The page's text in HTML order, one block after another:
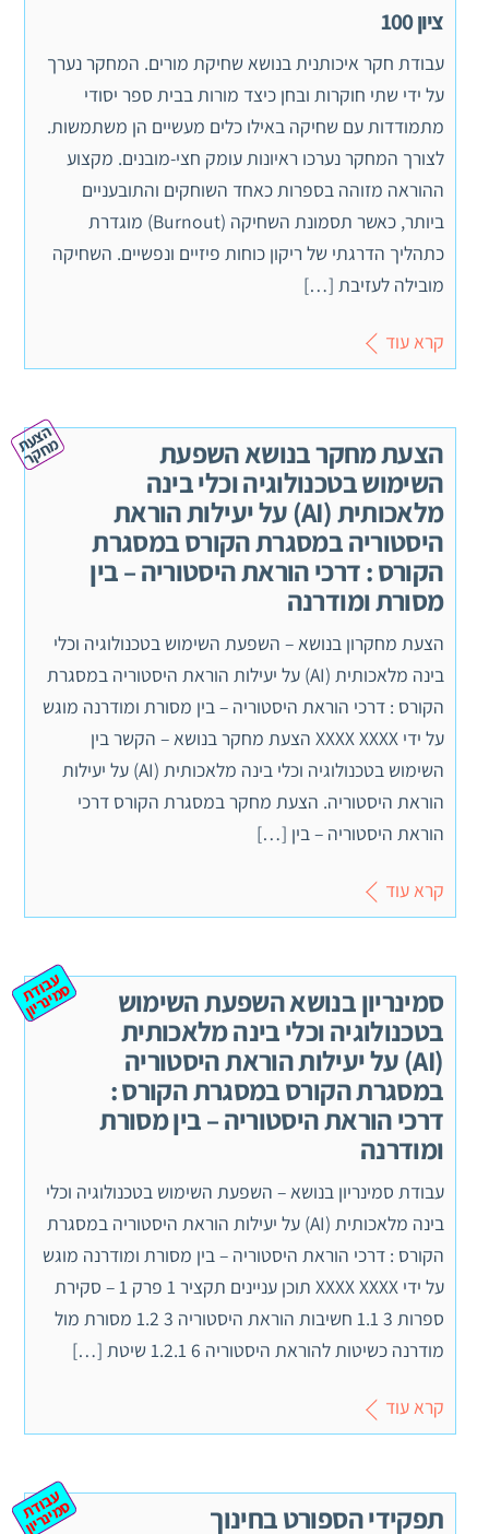
ציון 100
עבודת חקר איכותנית בנושא שחיקת מורים. המחקר נערך
על ידי שתי חוקרות ובחן כיצד מורות בבית ספר יסודי
מתמודדות עם שחיקה באילו כלים מעשיים הן משתמשות.
לצורך המחקר נערכו ראיונות עומק חצי-מובנים. מקצוע
ההוראה מזוהה בספרות כאחד השוחקים והתובעניים
ביותר, כאשר תסמונת השחיקה (Burnout) מוגדרת
כתהליך הדרגתי של ריקון כוחות פיזיים ונפשיים. השחיקה
מובילה לעזיבת […]
קרא עוד
הצעת מחקר בנושא השפעת
השימוש בטכנולוגיה וכלי בינה
מלאכותית (AI) על יעילות הוראת
היסטוריה במסגרת הקורס במסגרת
הקורס : דרכי הוראת היסטוריה – בין
מסורת ומודרנה
ה
צ
ע
ת מ
ח
ק
ר
הצעת מחקרון בנושא – השפעת השימוש בטכנולוגיה וכלי
בינה מלאכותית (AI) על יעילות הוראת היסטוריה במסגרת
הקורס : דרכי הוראת היסטוריה – בין מסורת ומודרנה מוגש
על ידי XXXX XXXX הצעת מחקר בנושא – הקשר בין
השימוש בטכנולוגיה וכלי בינה מלאכותית (AI) על יעילות
הוראת היסטוריה. הצעת מחקר במסגרת הקורס דרכי
הוראת היסטוריה – בין […]
קרא עוד
סמינריון בנושא השפעת השימוש
בטכנולוגיה וכלי בינה מלאכותית
(AI) על יעילות הוראת היסטוריה
במסגרת הקורס במסגרת הקורס :
דרכי הוראת היסטוריה – בין מסורת
ומודרנה
ע
ב
וד
ת
ס
מ
ינ
ר
יון
עבודת סמינריון בנושא – השפעת השימוש בטכנולוגיה וכלי
בינה מלאכותית (AI) על יעילות הוראת היסטוריה במסגרת
הקורס : דרכי הוראת היסטוריה – בין מסורת ומודרנה מוגש
על ידי XXXX XXXX תוכן עניינים תקציר 1 פרק 1 – סקירת
ספרות 3 1.1 חשיבות הוראת היסטוריה 3 1.2 מסורת מול
מודרנה כשיטות להוראת היסטוריה 6 1.2.1 שיטת […]
קרא עוד
תפקידי הספורט בחינוך ע
ב
וד
ת
ס
מ
ינ
ר
יון